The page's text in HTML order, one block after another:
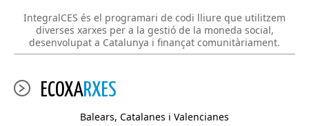
IntegralCES és el programari de codi lliure que utilitzem
diverses xarxes per a la gestió de la moneda social,
desenvolupat a Catalunya i finançat comunitàriament.
ECOXARXES
Balears, Catalanes i Valencianes